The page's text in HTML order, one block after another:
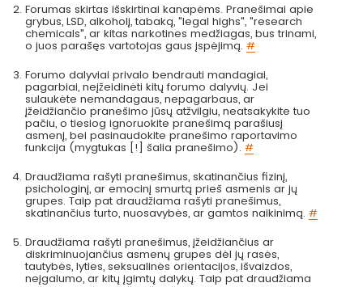
Forumas skirtas išskirtinai kanapėms. Pranešimai apie
grybus, LSD, alkoholį, tabaką, "legal highs", "research
chemicals", ar kitas narkotines medžiagas, bus trinami,
o juos parašęs vartotojas gaus įspėjimą.#
Forumo dalyviai privalo bendrauti mandagiai,
pagarbiai, neįžeidinėti kitų forumo dalyvių. Jei
sulaukėte nemandagaus, nepagarbaus, ar
įžeidžiančio pranešimo jūsų atžvilgiu, neatsakykite tuo
pačiu, o tiesiog ignoruokite pranešimą parašiusį
asmenį, bei pasinaudokite pranešimo raportavimo
funkcija (mygtukas [!] šalia pranešimo).#
Draudžiama rašyti pranešimus, skatinančius fizinį,
psichologinį, ar emocinį smurtą prieš asmenis ar jų
grupes. Taip pat draudžiama rašyti pranešimus,
skatinančius turto, nuosavybės, ar gamtos naikinimą.#
Draudžiama rašyti pranešimus, įžeidžiančius ar
diskriminuojančius asmenų grupes dėl jų rasės,
tautybės, lyties, seksualinės orientacijos, išvaizdos,
neįgalumo, ar kitų įgimtų dalykų. Taip pat draudžiama